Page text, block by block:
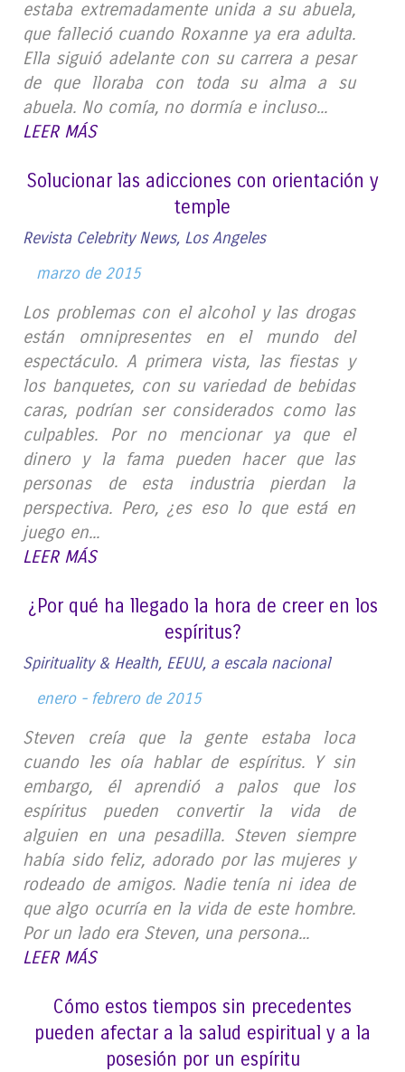
estaba extremadamente unida a su abuela,
que falleció cuando Roxanne ya era adulta.
Ella siguió adelante con su carrera a pesar
de que lloraba con toda su alma a su
abuela. No comía, no dormía e incluso...
LEER MÁS
Solucionar las adicciones con orientación y
temple
Revista Celebrity News, Los Angeles
marzo de 2015
Los problemas con el alcohol y las drogas
están omnipresentes en el mundo del
espectáculo. A primera vista, las fiestas y
los banquetes, con su variedad de bebidas
caras, podrían ser considerados como las
culpables. Por no mencionar ya que el
dinero y la fama pueden hacer que las
personas de esta industria pierdan la
perspectiva. Pero, ¿es eso lo que está en
juego en...
LEER MÁS
¿Por qué ha llegado la hora de creer en los
espíritus?
Spirituality & Health, EEUU, a escala nacional
enero - febrero de 2015
Steven creía que la gente estaba loca
cuando les oía hablar de espíritus. Y sin
embargo, él aprendió a palos que los
espíritus pueden convertir la vida de
alguien en una pesadilla. Steven siempre
había sido feliz, adorado por las mujeres y
rodeado de amigos. Nadie tenía ni idea de
que algo ocurría en la vida de este hombre.
Por un lado era Steven, una persona...
LEER MÁS
Cómo estos tiempos sin precedentes
pueden afectar a la salud espiritual y a la
posesión por un espíritu